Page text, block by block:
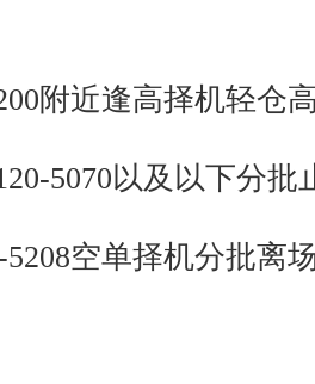
附近逢高择机轻仓
5070以及以下分批
空单择机分批离